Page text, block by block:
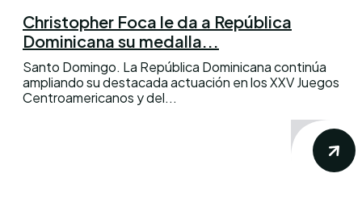
Christopher Foca le da a República
Dominicana su medalla...
Santo Domingo. La República Dominicana continúa
ampliando su destacada actuación en los XXV Juegos
Centroamericanos y del...